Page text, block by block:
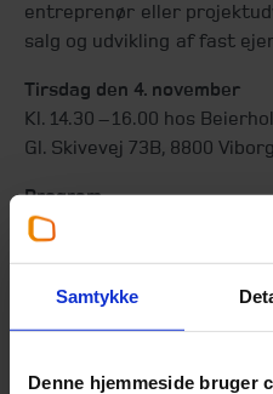
Samtykke
Denne hjemmeside bruger
entreprenør eller
salg og udvikling af fast
Tirsdag den 4. november
Kl. 14.30 – 16.00 hos
Gl. Skivevej 73B, 8800 Viborg
Program
14.30-14.40 Velkomst v/